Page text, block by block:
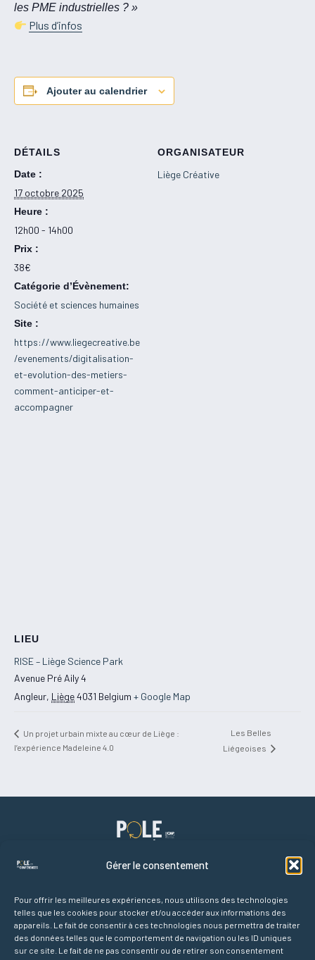
Gérer le consentement
Pour offrir les meilleures expériences, nous utilisons des technologies
telles que les cookies pour stocker et/ou accéder aux informations des
appareils. Le fait de consentir à ces technologies nous permettra de traiter
des données telles que le comportement de navigation ou les ID uniques
sur ce site. Le fait de ne pas consentir ou de retirer son consentement
les PME industrielles ? »
Plus d’infos
Ajouter au calendrier
DÉTAILS
Date :
17 octobre 2025
Heure :
12h00 - 14h00
Prix :
38€
Catégorie d’Évènement:
Société et sciences humaines
Site :
https://www.liegecreative.be
/evenements/digitalisation-
et-evolution-des-metiers-
comment-anticiper-et-
accompagner
ORGANISATEUR
Liège Créative
LIEU
RISE – Liège Science Park
Avenue Pré Aily 4
Angleur, Liège4031 Belgium + Google Map
Un projet urbain mixte au cœur de Liège :
l’expérience Madeleine 4.0
Les Belles
Liégeoises
Liens rapides
Accueil
Agenda des conférences